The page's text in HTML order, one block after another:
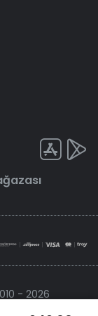
- 2026